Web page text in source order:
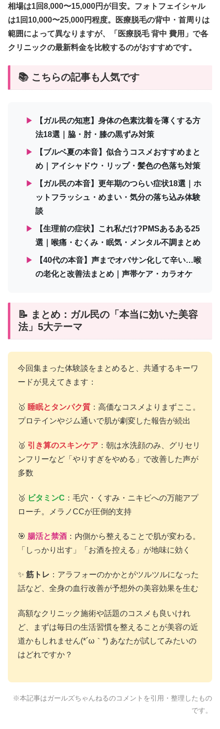
相場は1回8,000〜15,000円が目安。フォトフェイシャル
は1回10,000〜25,000円程度。医療脱毛の背中・首周りは
範囲によって異なりますが、「医療脱毛 背中 費用」で各
クリニックの最新料金を比較するのがおすすめです。
📚 こちらの記事も人気です
▶
【ガル民の知恵】身体の色素沈着を薄くする方
法18選｜脇・肘・膝の黒ずみ対策
▶
【ブルベ夏の本音】似合うコスメおすすめまと
め｜アイシャドウ・リップ・髪色の色落ち対策
▶
【ガル民の本音】更年期のつらい症状18選｜ホ
ットフラッシュ・めまい・気分の落ち込み体験
談
▶
【生理前の症状】これ私だけ?PMSあるある25
選｜喉痛・むくみ・眠気・メンタル不調まとめ
▶
【40代の本音】声までオバサン化して辛い…喉
の老化と改善法まとめ｜声帯ケア・カラオケ
📝 まとめ：ガル民の「本当に効いた美容
法」5大テーマ
今回集まった体験談をまとめると、共通するキーワ
ードが見えてきます：
🥇 睡眠とタンパク質 ：高価なコスメよりまずここ。
プロテインやジム通いで肌が劇変した報告が続出
🥈 引き算のスキンケア ：朝は水洗顔のみ、グリセリ
ンフリーなど「やりすぎをやめる」で改善した声が
多数
🥉 ビタミンC ：毛穴・くすみ・ニキビへの万能アプ
ローチ。メラノCCが圧倒的支持
🎯 腸活と禁酒 ：内側から整えることで肌が変わる。
「しっかり出す」「お酒を控える」が地味に効く
✨ 筋トレ ：アラフォーのかかとがツルツルになった
話など、全身の血行改善が予想外の美容効果を生む
高額なクリニック施術や話題のコスメも良いけれ
ど、まずは毎日の生活習慣を整えることが美容の近
道かもしれません(*´ω｀*) あなたが試してみたいの
はどれですか？
※本記事はガールズちゃんねるのコメントを引用・整理したもの
です。